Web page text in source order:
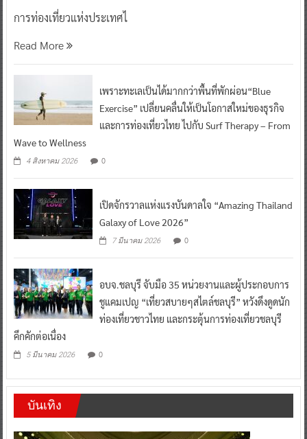
การท่องเที่ยวแห่งประเทศไ
Read More
เพราะทะเลเป็นได้มากกว่าพื้นที่พักผ่อน“Blue
Exercise” เปลี่ยนคลื่นให้เป็นโอกาสใหม่ของธุรกิจ
และการท่องเที่ยวไทย ไปกับ Surf Therapy – From
Wave to Wellness
4 สิงหาคม 2026 0
เปิดจักรวาลแห่งแรงบันดาลใจ “Amazing Thailand
Galaxy of Love 2026”
7 มีนาคม 2026 0
อบจ.ชลบุรี จับมือ 35 หน่วยงานและผู้ประกอบการ
ชูแคมเปญ “เที่ยวสบายๆสไตล์ชลบุรี” หวังดึงดูดนัก
ท่องเที่ยวชาวไทย และกระตุ้นการท่องเที่ยวชลบุรี
คึกคักต่อเนื่อง
5 มีนาคม 2026 0
บันเทิง